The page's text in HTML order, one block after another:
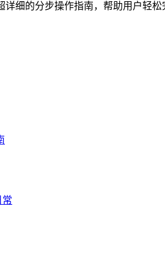
细的分步操作指南，帮助用户轻